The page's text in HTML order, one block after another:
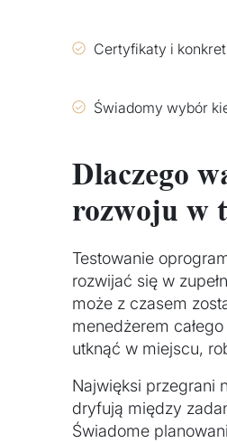
Certyfikaty i
Świadomy wybór
Dlaczego
rozwoju w
Testowanie
rozwijać się w
może z czasem
menedżerem
utknąć w miejscu,
Najwięksi przegrani
dryfują między
Świadome